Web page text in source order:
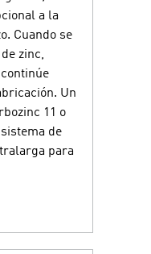
a la
Cuando se
zinc,
Un
11 o
de
para